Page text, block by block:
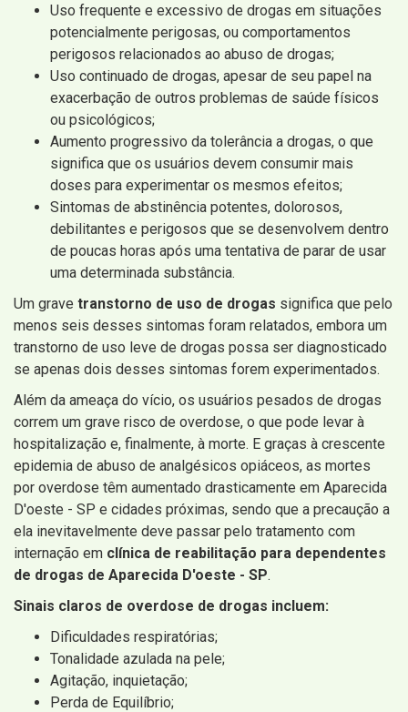
Uso frequente e excessivo de drogas em situações
potencialmente perigosas, ou comportamentos
perigosos relacionados ao abuso de drogas;
Uso continuado de drogas, apesar de seu papel na
exacerbação de outros problemas de saúde físicos
ou psicológicos;
Aumento progressivo da tolerância a drogas, o que
significa que os usuários devem consumir mais
doses para experimentar os mesmos efeitos;
Sintomas de abstinência potentes, dolorosos,
debilitantes e perigosos que se desenvolvem dentro
de poucas horas após uma tentativa de parar de usar
uma determinada substância.
Um grave transtorno de uso de drogas significa que pelo
menos seis desses sintomas foram relatados, embora um
transtorno de uso leve de drogas possa ser diagnosticado
se apenas dois desses sintomas forem experimentados.
Além da ameaça do vício, os usuários pesados ​​de drogas
correm um grave risco de overdose, o que pode levar à
hospitalização e, finalmente, à morte. E graças à crescente
epidemia de abuso de analgésicos opiáceos, as mortes
por overdose têm aumentado drasticamente em Aparecida
D'oeste - SP e cidades próximas, sendo que a precaução a
ela inevitavelmente deve passar pelo tratamento com
internação em clínica de reabilitação para dependentes
de drogas de Aparecida D'oeste - SP.
Sinais claros de overdose de drogas incluem:
Dificuldades respiratórias;
Tonalidade azulada na pele;
Agitação, inquietação;
Perda de Equilíbrio;